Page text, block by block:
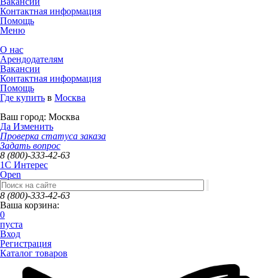
Контактная информация
Помощь
Меню
О нас
Арендодателям
Вакансии
Контактная информация
Помощь
Где купить в Москва
Ваш город: Москва
Да Изменить
Проверка статуса заказа
Задать вопрос
8 (800)-333-42-63
1C Интерес
Open
8 (800)-333-42-63
Ваша корзина:
0
пуста
Вход
Регистрация
Каталог товаров